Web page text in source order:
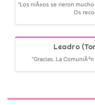
“Los niÃ±os se rieron
Os
Leadro
“Gracias. La